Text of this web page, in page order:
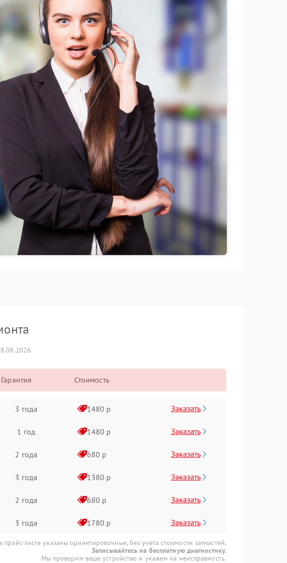
Гарантия Стоимость
3 года 1480 р Заказать
1 год 1480 р Заказать
2 года 680 р Заказать
3 года 1380 р Заказать
2 года 680 р Заказать
3 года 1780 р Заказать
прайс-листе указаны ориентировочные, без учета стоимости запчастей.
Записывайтесь на бесплатную диагностику.
Мы проверим ваше устройство и укажем на неисправность.